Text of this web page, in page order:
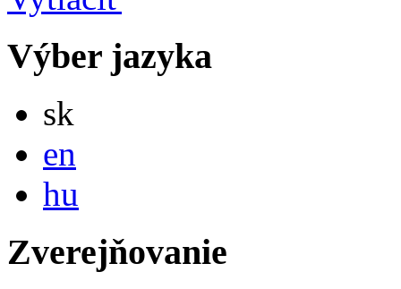
Výber jazyka
sk
en
hu
Zverejňovanie